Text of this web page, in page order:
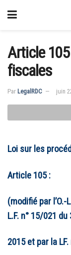
Article
fiscales
Par LegalRDC juin
Loi sur les
Article 105 :
(modifié par
L.F. n° 15/021
2015 et par la